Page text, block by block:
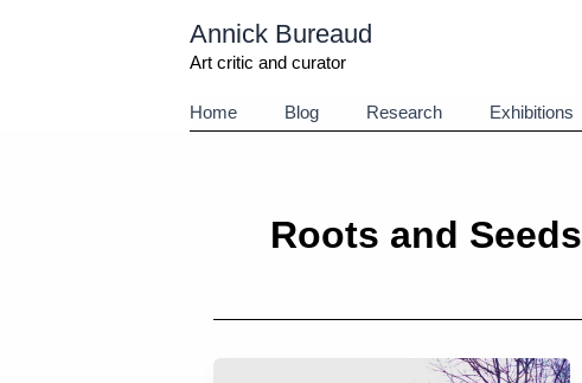
Annick Bureaud
Art critic and curator
Home Blog Research Exhibitions
Roots and Seeds